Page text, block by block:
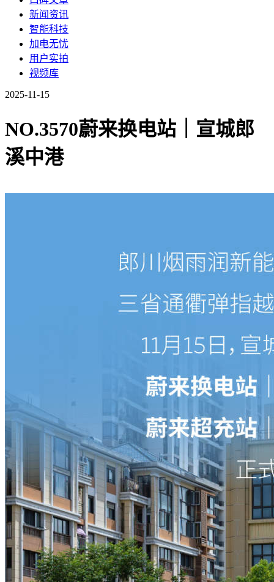
新闻资讯
智能科技
加电无忧
用户实拍
视频库
2025-11-15
NO.3570蔚来换电站｜宣城郎
溪中港